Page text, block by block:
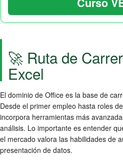
🚀 Ruta de
Excel
El dominio de Office es la base de
Desde el primer empleo hasta roles
incorpora herramientas más
análisis. Lo importante es entender
el mercado valora las habilidades de
presentación de datos.